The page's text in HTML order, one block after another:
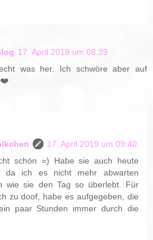
17. April 2019 um 08:39
was her. Ich schwöre aber auf
❤️
17. April 2019 um 09:40
schön =) Habe sie auch heute
da ich es nicht mehr abwarten
wie sie den Tag so überlebt. Für
zu doof, habe es aufgegeben, die
paar Stunden immer durch die